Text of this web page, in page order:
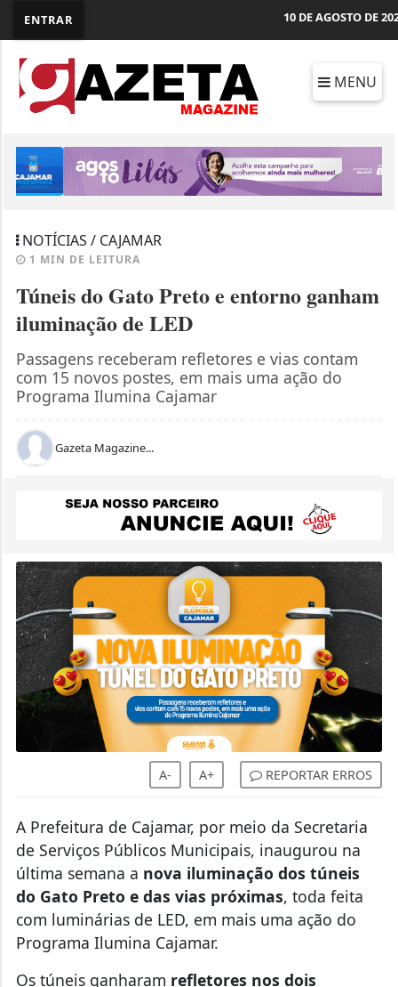
ENTRAR 10 DE AGOSTO DE
MENU
NOTÍCIAS / CAJAMAR
1 MIN DE LEITURA
Túneis do Gato Preto e entorno ganham
iluminação de LED
Passagens receberam refletores e vias contam
com 15 novos postes, em mais uma ação do
Programa Ilumina Cajamar
Gazeta Magazine...
A- A+ REPORTAR ERROS
A Prefeitura de Cajamar, por meio da Secretaria
de Serviços Públicos Municipais, inaugurou na
última semana a nova iluminação dos túneis
do Gato Preto e das vias próximas, toda feita
com luminárias de LED, em mais uma ação do
Programa Ilumina Cajamar.
Os túneis ganharam refletores nos dois